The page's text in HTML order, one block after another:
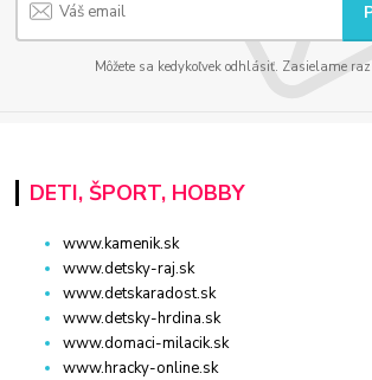
Môžete sa kedykoľvek odhlásiť. Zasielame
DETI, ŠPORT, HOBBY
www.kamenik.sk
www.detsky-raj.sk
www.detskaradost.sk
www.detsky-hrdina.sk
www.domaci-milacik.sk
www.hracky-online.sk